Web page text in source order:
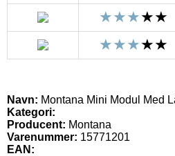
Navn: Montana Mini Modul Med
Kategori:
Producent: Montana
Varenummer: 15771201
EAN: